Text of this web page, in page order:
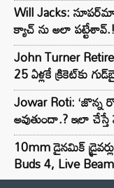
Will Jacks:
క్యాచ్ ను అలా పట్టేశావ్.!
John Turner
25 ఏళ్లకే క్రికెట్‌కు
Jowar Roti: ‘జొన్న
అవుతుందా.? ఇలా
10mm డైనమిక్
Buds 4, Live